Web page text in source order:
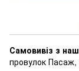
Самовивіз з
провулок